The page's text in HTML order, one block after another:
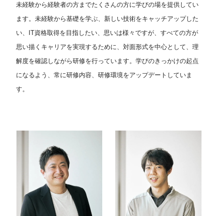
未経験から経験者の方までたくさんの方に学びの場を提供してい
ます。未経験から基礎を学ぶ、新しい技術をキャッチアップした
い、IT資格取得を目指したい、思いは様々ですが、すべての方が
思い描くキャリアを実現するために、対面形式を中心として、理
解度を確認しながら研修を行っています。学びのきっかけの起点
になるよう、常に研修内容、研修環境をアップデートしていま
す。